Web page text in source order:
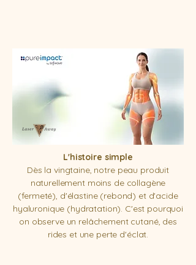
L'histoire simple
Dès la vingtaine, notre peau produit
naturellement moins de collagène
(fermeté), d'élastine (rebond) et d'acide
hyaluronique (hydratation). C'est pourquoi
on observe un relâchement cutané, des
rides et une perte d'éclat.